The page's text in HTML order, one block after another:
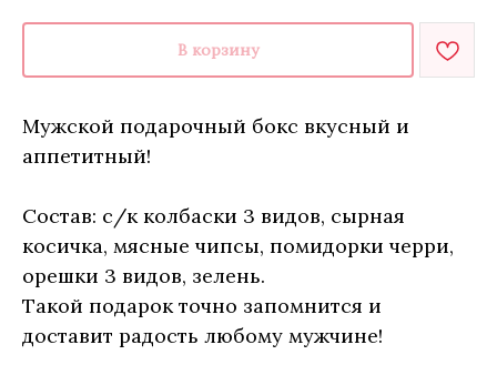
В корзину
Мужской подарочный бокс вкусный и
аппетитный!
Состав: с/к колбаски 3 видов, сырная
косичка, мясные чипсы, помидорки черри,
орешки 3 видов, зелень.
Такой подарок точно запомнится и
доставит радость любому мужчине!